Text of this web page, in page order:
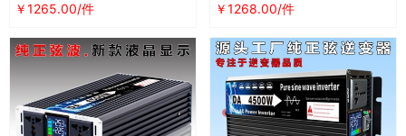
v48v60V72转220v大功率太阳
￥1265.00/件
2v24v48V60v72伏转220v太
阳能转换器
￥1268.00/件